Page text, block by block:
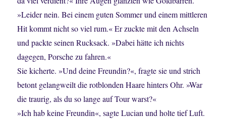
»Leider nein. Bei einem guten Sommer und einem mittleren
Hit kommt nicht so viel rum.« Er zuckte mit den Achseln
und packte seinen Rucksack. »Dabei hätte ich nichts
dagegen, Porsche zu fahren.«
Sie kicherte. »Und deine Freundin?«, fragte sie und strich
betont gelangweilt die rotblonden Haare hinters Ohr. »War
die traurig, als du so lange auf Tour warst?«
»Ich hab keine Freundin«, sagte Lucian und holte tief Luft.